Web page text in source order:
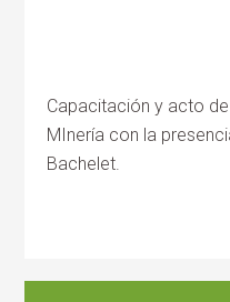
Capacitación y acto
MInería con la
Bachelet.